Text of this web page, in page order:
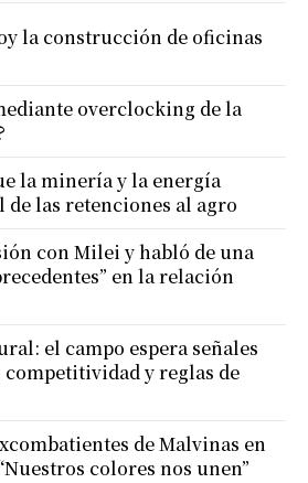
la construcción de oficinas
overclocking de la
la minería y la energía
las retenciones al agro
con Milei y habló de una
en la relación
el campo espera señales
y reglas de
de Malvinas en
colores nos unen”